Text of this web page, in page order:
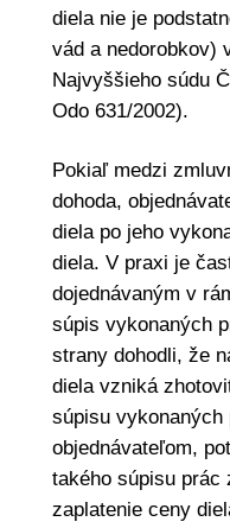
diela nie je
vád a nedorobkov)
Najvyššieho súdu
Odo 631/2002).
Pokiaľ medzi
dohoda,
diela po jeho
diela. V praxi je
dojednávaným v
súpis vykonaných
strany dohodli, že
diela vzniká
súpisu vykonaných
objednávateľom,
takého súpisu prác
zaplatenie ceny